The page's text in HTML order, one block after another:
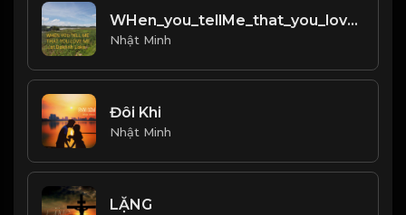
WHen_you_tellMe_that_you_love_me.mp3
Nhật Minh
Đôi Khi
Nhật Minh
LẶNG